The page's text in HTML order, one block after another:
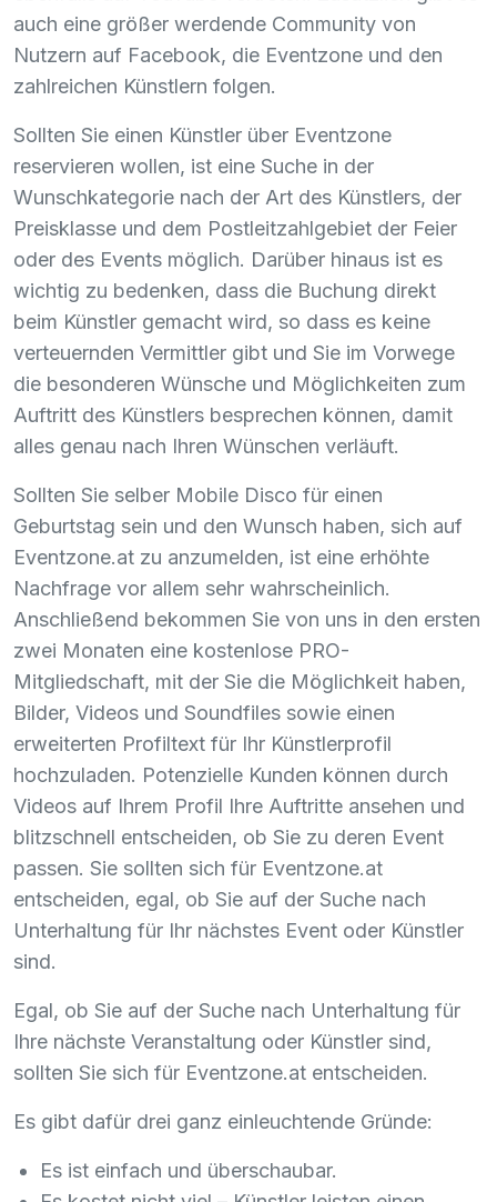
auch eine größer werdende Community von
Nutzern auf Facebook, die Eventzone und den
zahlreichen Künstlern folgen.
Sollten Sie einen Künstler über Eventzone
reservieren wollen, ist eine Suche in der
Wunschkategorie nach der Art des Künstlers, der
Preisklasse und dem Postleitzahlgebiet der Feier
oder des Events möglich. Darüber hinaus ist es
wichtig zu bedenken, dass die Buchung direkt
beim Künstler gemacht wird, so dass es keine
verteuernden Vermittler gibt und Sie im Vorwege
die besonderen Wünsche und Möglichkeiten zum
Auftritt des Künstlers besprechen können, damit
alles genau nach Ihren Wünschen verläuft.
Sollten Sie selber Mobile Disco für einen
Geburtstag sein und den Wunsch haben, sich auf
Eventzone.at zu anzumelden, ist eine erhöhte
Nachfrage vor allem sehr wahrscheinlich.
Anschließend bekommen Sie von uns in den ersten
zwei Monaten eine kostenlose PRO-
Mitgliedschaft, mit der Sie die Möglichkeit haben,
Bilder, Videos und Soundfiles sowie einen
erweiterten Profiltext für Ihr Künstlerprofil
hochzuladen. Potenzielle Kunden können durch
Videos auf Ihrem Profil Ihre Auftritte ansehen und
blitzschnell entscheiden, ob Sie zu deren Event
passen. Sie sollten sich für Eventzone.at
entscheiden, egal, ob Sie auf der Suche nach
Unterhaltung für Ihr nächstes Event oder Künstler
sind.
Egal, ob Sie auf der Suche nach Unterhaltung für
Ihre nächste Veranstaltung oder Künstler sind,
sollten Sie sich für Eventzone.at entscheiden.
Es gibt dafür drei ganz einleuchtende Gründe:
Es ist einfach und überschaubar.